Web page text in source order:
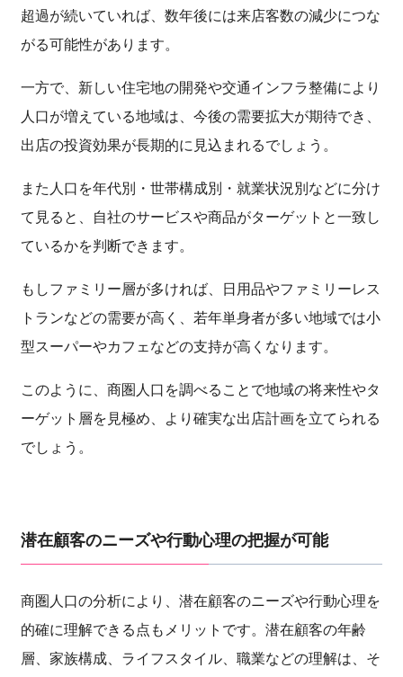
超過が続いていれば、数年後には来店客数の減少につな
がる可能性があります。
一方で、新しい住宅地の開発や交通インフラ整備により
人口が増えている地域は、今後の需要拡大が期待でき、
出店の投資効果が長期的に見込まれるでしょう。
また人口を年代別・世帯構成別・就業状況別などに分け
て見ると、自社のサービスや商品がターゲットと一致し
ているかを判断できます。
もしファミリー層が多ければ、日用品やファミリーレス
トランなどの需要が高く、若年単身者が多い地域では小
型スーパーやカフェなどの支持が高くなります。
このように、商圏人口を調べることで地域の将来性やタ
ーゲット層を見極め、より確実な出店計画を立てられる
でしょう。
潜在顧客のニーズや行動心理の把握が可能
商圏人口の分析により、潜在顧客のニーズや行動心理を
的確に理解できる点もメリットです。潜在顧客の年齢
層、家族構成、ライフスタイル、職業などの理解は、そ